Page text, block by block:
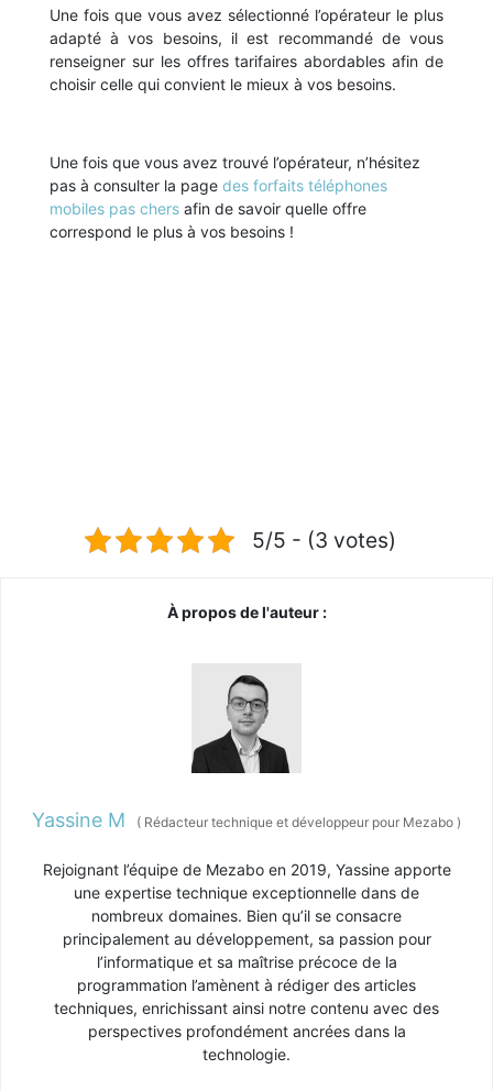
Une fois que vous avez sélectionné l’opérateur le plus
adapté à vos besoins, il est recommandé de vous
renseigner sur les offres tarifaires abordables afin de
choisir celle qui convient le mieux à vos besoins.
Une fois que vous avez trouvé l’opérateur, n’hésitez
pas à consulter la page des forfaits téléphones
mobiles pas chersafin de savoir quelle offre
correspond le plus à vos besoins !
5/5 - (3 votes)
À propos de l'auteur :
Yassine M ( Rédacteur technique et développeur pour Mezabo )
Rejoignant l’équipe de Mezabo en 2019, Yassine apporte
une expertise technique exceptionnelle dans de
nombreux domaines. Bien qu’il se consacre
principalement au développement, sa passion pour
l’informatique et sa maîtrise précoce de la
programmation l’amènent à rédiger des articles
techniques, enrichissant ainsi notre contenu avec des
perspectives profondément ancrées dans la
technologie.